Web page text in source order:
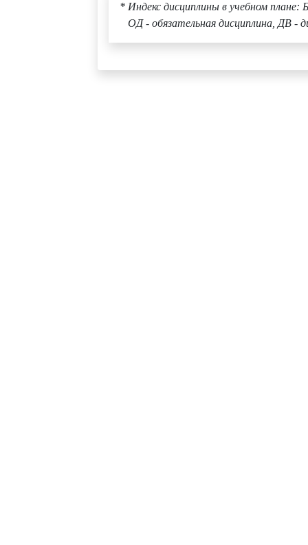
* Индекс дисциплины в учебном плане:
ОД - обязательная дисциплина, ДВ -